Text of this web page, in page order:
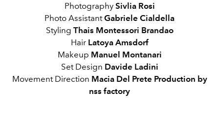
Photography Sivlia Rosi
Photo AssistantGabriele Cialdella
Styling Thais Montessori Brandao
Hair Latoya Amsdorf
Makeup Manuel Montanari
Set Design Davide Ladini
Movement Direction Macia Del Prete Production by
nss factory